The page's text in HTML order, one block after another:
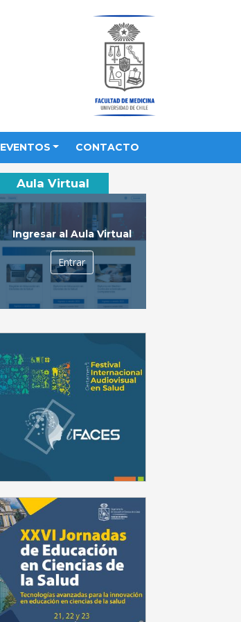
EVENTOS CONTACTO
Aula Virtual
Ingresar al Aula Virtual
Entrar